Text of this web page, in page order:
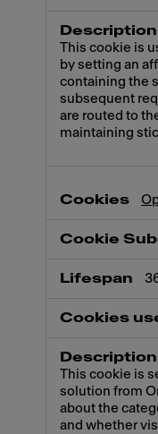
This cookie is
by setting an
containing the
subsequent
are routed to
maintaining
This cookie is
solution from
about the
and whether